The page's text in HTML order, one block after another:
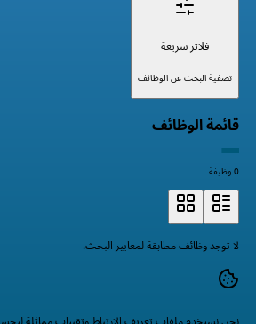
فلاتر سريعة
تصفية البحث عن الوظائف
قائمة الوظائف
0 وظيفة
لا توجد وظائف مطابقة لمعايير البحث.